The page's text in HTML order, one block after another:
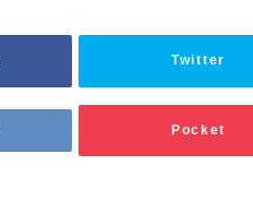
Twitter
Pocket